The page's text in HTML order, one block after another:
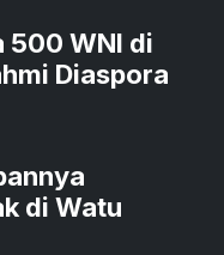
500 WNI di
Diaspora
di Watu